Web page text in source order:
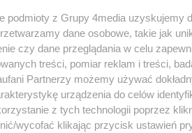
Oceń
1 0
podmioty z Grupy 4media uzyskujemy
dane osobowe, takie jak
czy dane przeglądania w celu
treści, pomiar reklam i treści,
Partnerzy możemy używać
urządzenia do celów
z tych technologii poprzez
wycofać klikając przycisk ustawień